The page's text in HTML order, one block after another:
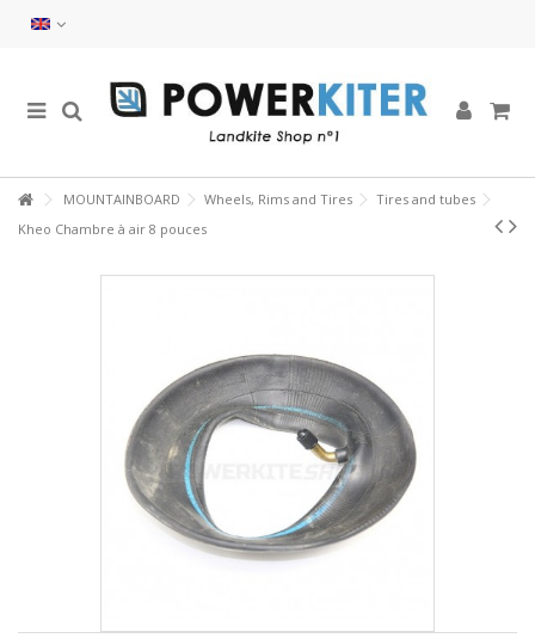
MOUNTAINBOARD Wheels, Rims and Tires
Tires and tubes
Kheo Chambre à air 8 pouces